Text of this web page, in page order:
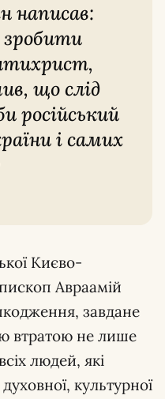
написав:
що слід
російський
і самих
Києво-
Авраамій
завдане
втратою не лише
людей, які
культурної